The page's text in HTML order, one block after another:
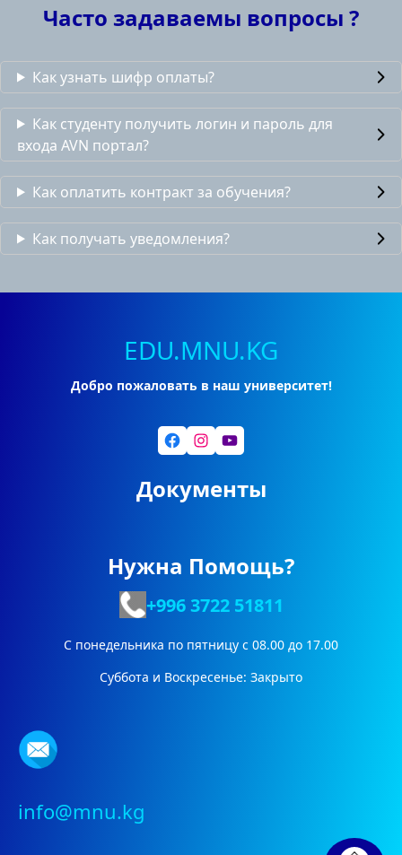
Часто задаваемы вопросы ?
Как узнать шифр оплаты?
Как студенту получить логин и пароль для
входа AVN портал?
Как оплатить контракт за обучения?
Как получать уведомления?
EDU.MNU.KG
Добро пожаловать в наш университет!
Facebook Instagram YouTube
Документы
Нужна Помощь?
+996 372251811
С понедельника по пятницу с 08.00 до 17.00
Суббота и Воскресенье: Закрыто
info@mnu.kg